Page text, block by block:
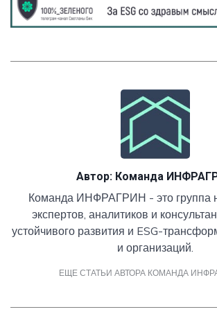
Автор: Команда
Команда ИНФРАГРИН - это группа
экспертов, аналитиков и
устойчивого развития и ESG-
и организаций.
ЕЩЕ СТАТЬИ АВТОРА КОМАНДА